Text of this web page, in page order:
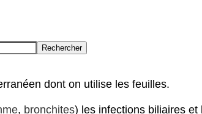
dont on utilise les feuilles.
, bronchites) les infections biliaires